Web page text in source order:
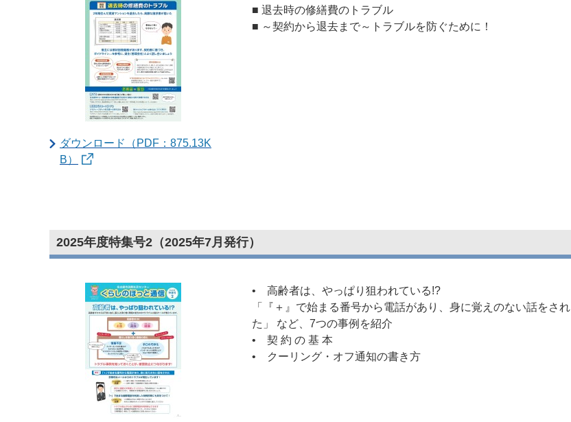
ダウンロード（PDF：875.13K
B）
■ 退去時の修繕費のトラブル
■ ～契約から退去まで～トラブルを防ぐために！
2025年度特集号2（2025年7月発行）
• 高齢者は、やっぱり狙われている!?
「『＋』で始まる番号から電話があり、身に覚えのない話をされ
た」 など、7つの事例を紹介
• 契 約 の 基 本
• クーリング・オフ通知の書き方